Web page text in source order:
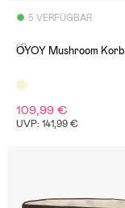
5 VERFÜGBAR
(1)
OYOY Mushroom Korb
109,99 €
UVP: 141,99 €